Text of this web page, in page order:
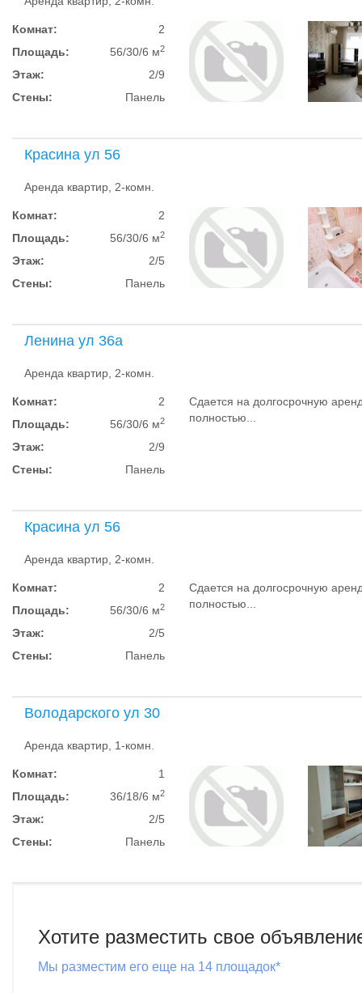
Комнат:
2
Площадь:
56/30/6 м2
Этаж:
2/9
Стены:
Панель
Красина ул 56
Аренда квартир, 2-комн.
Комнат:
2
Площадь:
56/30/6 м2
Этаж:
2/5
Стены:
Панель
Ленина ул 36а
Аренда квартир, 2-комн.
Комнат:
2
Площадь:
56/30/6 м2
Этаж:
2/9
Стены:
Панель
Сдается на долгосрочную
полностью...
Красина ул 56
Аренда квартир, 2-комн.
Комнат:
2
Площадь:
56/30/6 м2
Этаж:
2/5
Стены:
Панель
Сдается на долгосрочную
полностью...
Володарского ул 30
Аренда квартир, 1-комн.
Комнат:
1
Площадь:
36/18/6 м2
Этаж:
2/5
Стены:
Панель
Хотите разместить свое
Мы разместим его еще на 14 площадок*